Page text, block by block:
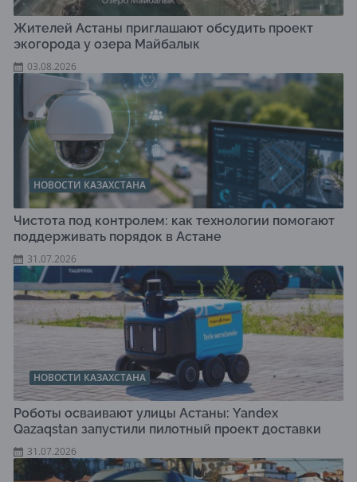
Жителей Астаны приглашают обсудить проект
экогорода у озера Майбалык
03.08.2026
НОВОСТИ КАЗАХСТАНА
Чистота под контролем: как технологии помогают
поддерживать порядок в Астане
31.07.2026
НОВОСТИ КАЗАХСТАНА
Роботы осваивают улицы Астаны: Yandex
Qazaqstan запустили пилотный проект доставки
31.07.2026